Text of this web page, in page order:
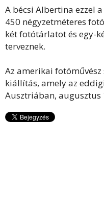
A bécsi Albertina ezzel
450 négyzetméteres
két fotótárlatot és egy-
terveznek.
Az amerikai
kiállítás, amely az
Ausztriában, augusztus